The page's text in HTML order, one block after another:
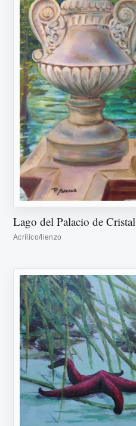
Lago del Palacio de Cristal
Acrílico/lienzo